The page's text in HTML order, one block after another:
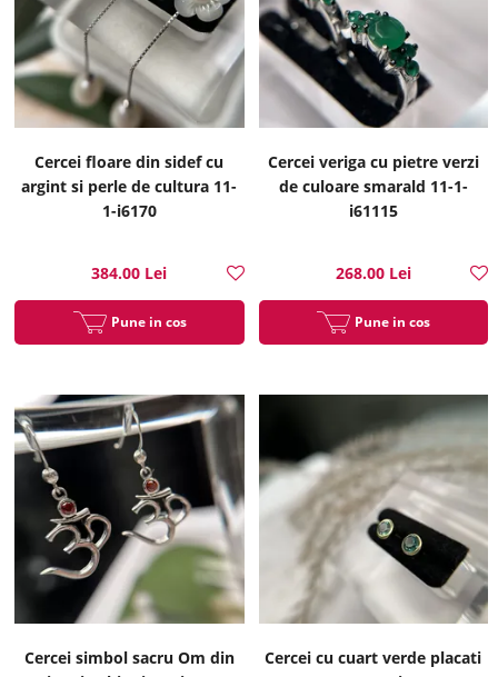
Cercei floare din sidef cu
argint si perle de cultura 11-
1-i6170
384.00 Lei
Pune in cos
Cercei veriga cu pietre verzi
de culoare smarald 11-1-
i61115
268.00 Lei
Pune in cos
Cercei simbol sacru Om din
Cercei cu cuart verde placati